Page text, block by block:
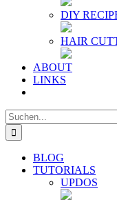
DIY
HAIR
ABOUT
LINKS
Suche
nach:
BLOG
TUTORIALS
UPDOS